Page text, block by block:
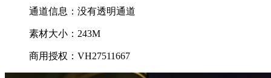
通道信息：没有透明通道
素材大小：243M
商用授权：VH27511667